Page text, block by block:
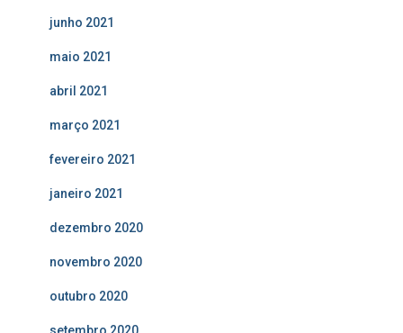
junho 2021
maio 2021
abril 2021
março 2021
fevereiro 2021
janeiro 2021
dezembro 2020
novembro 2020
outubro 2020